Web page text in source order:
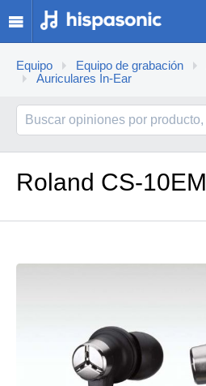
Equipo Equipo de grabación
Auriculares In-Ear
Roland CS-10EM